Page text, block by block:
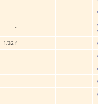
-
1/32 f